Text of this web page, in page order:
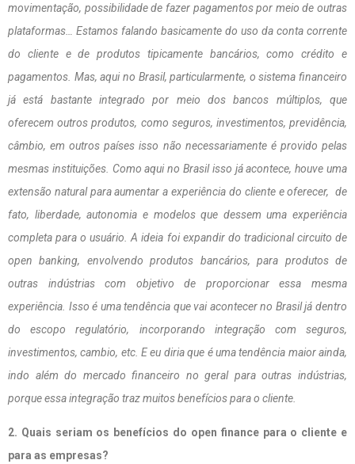
movimentação, possibilidade de fazer pagamentos por meio de outras
plataformas… Estamos falando basicamente do uso da conta corrente
do cliente e de produtos tipicamente bancários, como crédito e
pagamentos. Mas, aqui no Brasil, particularmente, o sistema financeiro
já está bastante integrado por meio dos bancos múltiplos, que
oferecem outros produtos, como seguros, investimentos, previdência,
câmbio, em outros países isso não necessariamente é provido pelas
mesmas instituições. Como aqui no Brasil isso já acontece, houve uma
extensão natural para aumentar a experiência do cliente e oferecer, de
fato, liberdade, autonomia e modelos que dessem uma experiência
completa para o usuário. A ideia foi expandir do tradicional circuito de
open banking, envolvendo produtos bancários, para produtos de
outras indústrias com objetivo de proporcionar essa mesma
experiência. Isso é uma tendência que vai acontecer no Brasil já dentro
do escopo regulatório, incorporando integração com seguros,
investimentos, cambio, etc. E eu diria que é uma tendência maior ainda,
indo além do mercado financeiro no geral para outras indústrias,
porque essa integração traz muitos benefícios para o cliente.
2. Quais seriam os benefícios do open finance para o cliente e
para as empresas?